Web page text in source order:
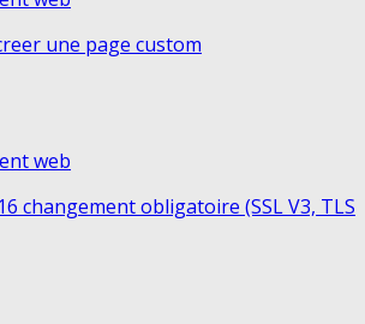
une page custom
web
changement obligatoire (SSL V3, TLS